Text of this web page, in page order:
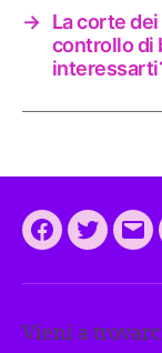
→ La corte
controllo di
Facebook
Twitter
Vieni a